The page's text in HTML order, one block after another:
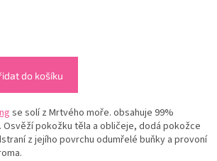
do košíku
se solí z Mrtvého moře. obsahuje 99%
pokožku těla a obličeje, dodá pokožce
z jejího povrchu odumřelé buňky a provoní